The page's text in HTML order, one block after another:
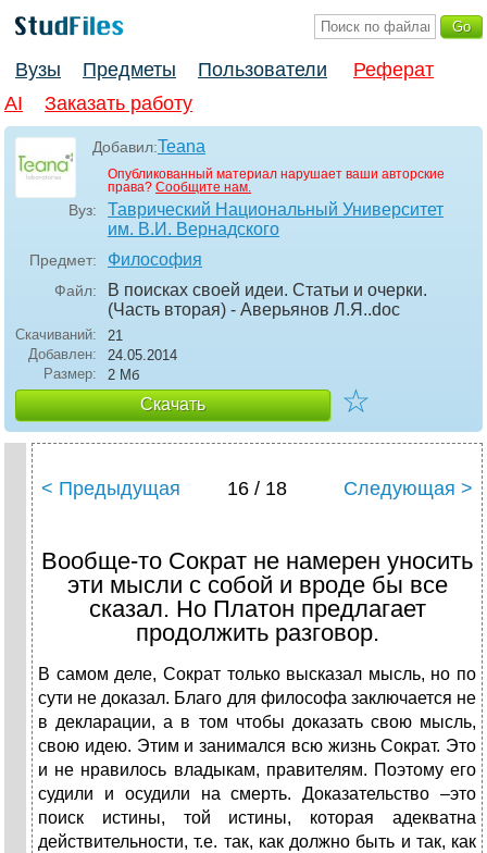
Вузы Предметы Пользователи
Реферат
AI
Заказать работу
Добавил:Teana
Опубликованный материал нарушает ваши авторские
права? Сообщите нам.
Вуз:
Таврический Национальный Университет
им. В.И. Вернадского
Предмет: Философия
Файл:
В поисках своей идеи. Статьи и очерки.
(Часть вторая) - Аверьянов Л.Я..doc
Скачиваний:
21
Добавлен:
24.05.2014
Размер:
2 Мб
Скачать ☆
< Предыдущая 16 / 18 Следующая >
Вообще-то Сократ не намерен уносить
эти мысли с собой и вроде бы все
сказал. Но Платон предлагает
продолжить разговор.
В самом деле, Сократ только высказал мысль, но по
сути не доказал. Благо для философа заключается не
в декларации, а в том чтобы доказать свою мысль,
свою идею. Этим и занимался всю жизнь Сократ. Это
и не нравилось владыкам, правителям. Поэтому его
судили и осудили на смерть. Доказательство –это
поиск истины, той истины, которая адекватна
действительности, т.е. так, как должно быть и так, как